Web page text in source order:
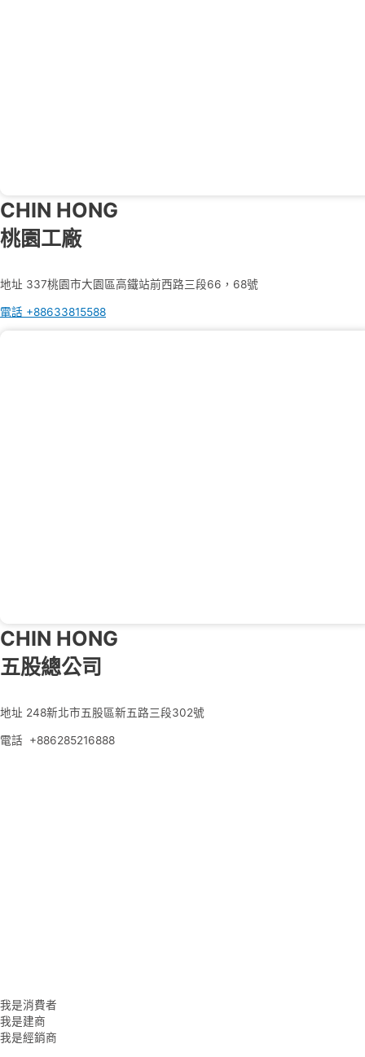
CHIN HONG
桃園工廠
地址 337桃園市大園區高鐵站前西路三段66，68號
電話 +88633815588
CHIN HONG
五股總公司
地址 248新北市五股區新五路三段302號
電話 +886285216888
我是消費者
我是建商
我是經銷商